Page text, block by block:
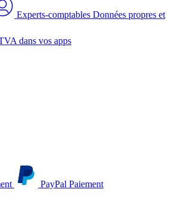
Experts-comptables Données propres et
dans vos apps
PayPal Paiement